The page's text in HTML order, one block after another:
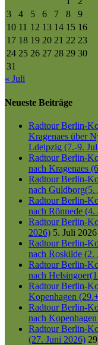
3
4 5 6 7 8
9
10 11 12 13 14 15 16
17 18 19 20 21 22 23
24 25 26 27 28 29 30
31
« Juli
Neueste Beiträge
Radtour Berlin-
Kragenaes über
Ldeipzig (7.-9.
Radtour Berlin-
nach Kragenaes
Radtour Berlin-
nach Guldborg(5.
Radtour Berlin-
nach Rönnede
Radtour Berlin-
2026) 5. Juli 2026
Radtour Berlin-
nach Roskilde (2.
Radtour Berlin-
nach
Radtour Berlin-
Kopenhagen
Radtour Berlin-
nach
Radtour Berlin-
(27. Juni 2026)